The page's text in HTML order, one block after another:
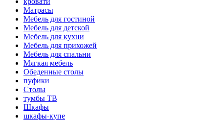
Матрасы
Мебель для гостиной
Мебель для детской
Мебель для кухни
Мебель для прихожей
Мебель для спальни
Мягкая мебель
Обеденные столы
пуфики
Столы
тумбы ТВ
Шкафы
шкафы-купе